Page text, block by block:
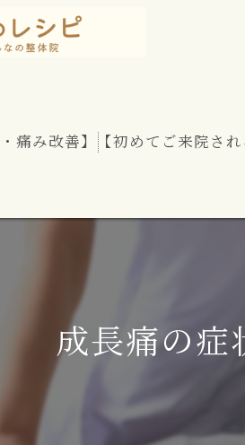
痛み改善】
柱管狭窄症
ルニア（椎間板ヘルニア）
【初めてご来院され
成長痛の症